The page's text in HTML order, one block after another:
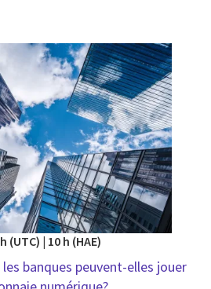
(UTC) | 10 h (HAE)
banques peuvent-elles jouer